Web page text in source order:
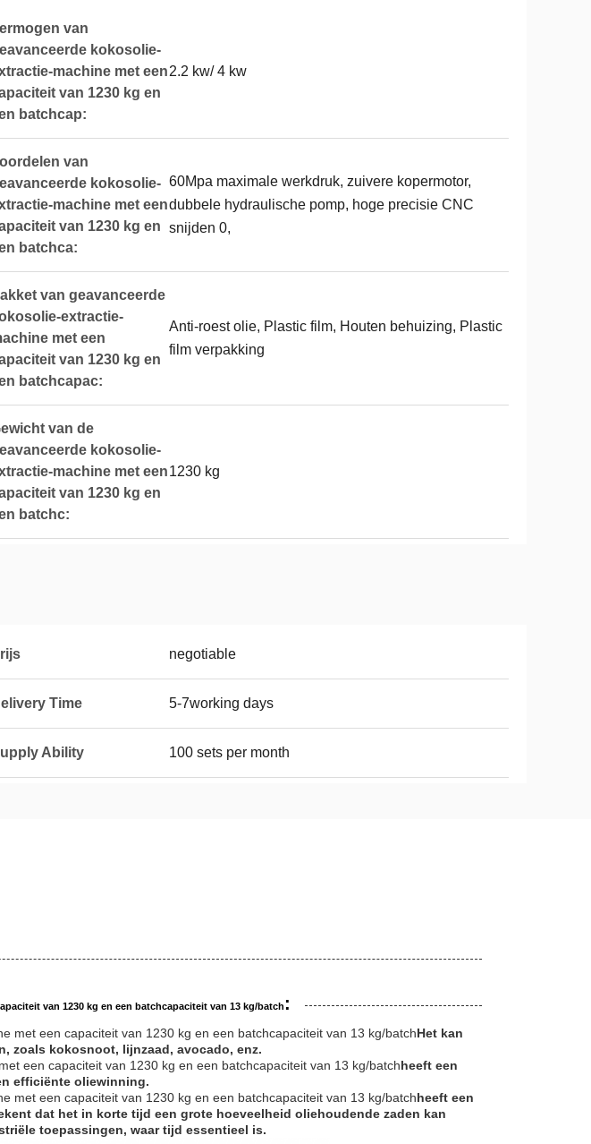
van
kokosolie-
machine met een
van 1230 kg en
batchcap:
2.2 kw/ 4 kw
van
kokosolie-
machine met een
van 1230 kg en
batchca:
60Mpa maximale werkdruk, zuivere kopermotor,
dubbele hydraulische pomp, hoge precisie CNC
snijden 0,
van geavanceerde
extractie-
met een
van 1230 kg en
batchcapac:
Anti-roest olie, Plastic film, Houten behuizing, Plastic
film verpakking
van de
kokosolie-
machine met een
van 1230 kg en
batchc:
1230 kg
negotiable
Time 5-7working days
Ability 100 sets per month
van 1230 kg en een batchcapaciteit van 13 kg/batch :
met een capaciteit van 1230 kg en een batchcapaciteit van 13 kg/batchHet kan
zoals kokosnoot, lijnzaad, avocado, enz.
een capaciteit van 1230 kg en een batchcapaciteit van 13 kg/batchheeft een
efficiënte oliewinning.
met een capaciteit van 1230 kg en een batchcapaciteit van 13 kg/batchheeft een
dat het in korte tijd een grote hoeveelheid oliehoudende zaden kan
toepassingen, waar tijd essentieel is.